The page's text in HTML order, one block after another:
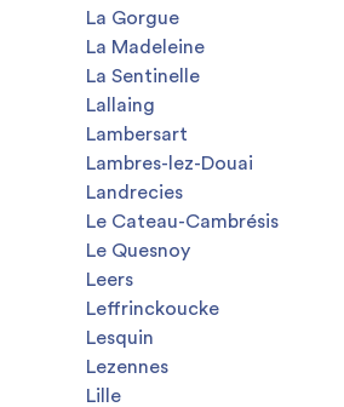
La Gorgue
La Madeleine
La Sentinelle
Lallaing
Lambersart
Lambres-lez-Douai
Landrecies
Le Cateau-Cambrésis
Le Quesnoy
Leers
Leffrinckoucke
Lesquin
Lezennes
Lille